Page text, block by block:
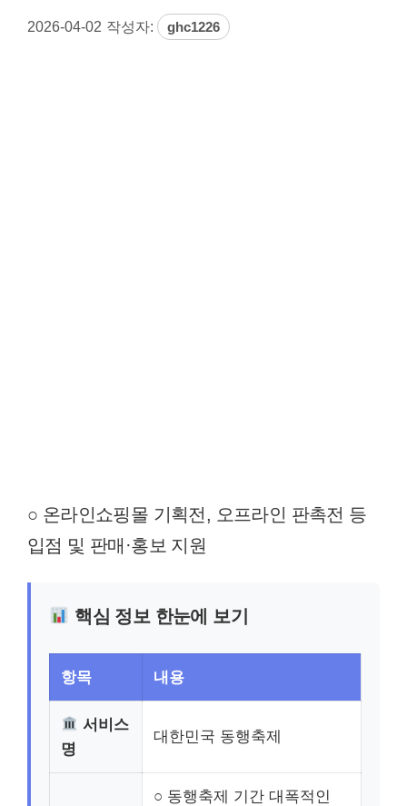
2026-04-02 작성자: ghc1226
○ 온라인쇼핑몰 기획전, 오프라인 판촉전 등
입점 및 판매·홍보 지원
핵심 정보 한눈에 보기
항목 내용
서비스
명
대한민국 동행축제
○ 동행축제 기간 대폭적인